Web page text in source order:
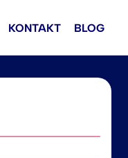
KONTAKT BLOG